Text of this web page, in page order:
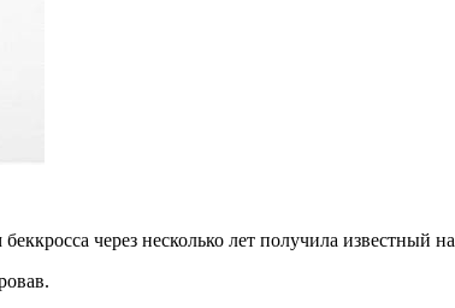
через несколько лет получила известный